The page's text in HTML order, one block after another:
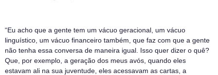
“Eu acho que a gente tem um vácuo geracional, um vácuo
linguístico, um vácuo financeiro também, que faz com que a gente
não tenha essa conversa de maneira igual. Isso quer dizer o quê?
Que, por exemplo, a geração dos meus avós, quando eles
estavam ali na sua juventude, eles acessavam as cartas, a